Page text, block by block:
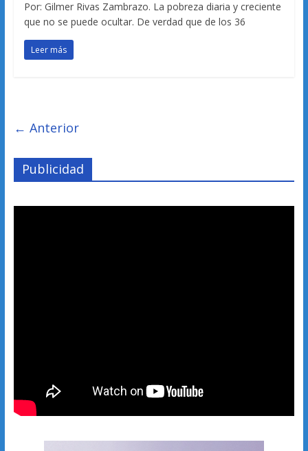
Por: Gilmer Rivas Zambrazo. La pobreza diaria y creciente
que no se puede ocultar. De verdad que de los 36
Leer más
← Anterior
Publicidad